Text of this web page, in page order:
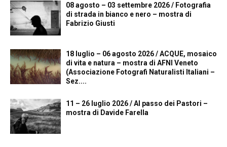
08 agosto – 03 settembre 2026 / Fotografia
di strada in bianco e nero – mostra di
Fabrizio Giusti
18 luglio – 06 agosto 2026 / ACQUE, mosaico
di vita e natura – mostra di AFNI Veneto
(Associazione Fotografi Naturalisti Italiani –
Sez....
11 – 26 luglio 2026 / Al passo dei Pastori –
mostra di Davide Farella